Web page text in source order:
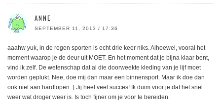
ANNE
SEPTEMBER 11, 2013 / 17:36
aaahw yuk, in de regen sporten is echt drie keer niks. Alhoewel, vooral het
moment waarop je de deur uit MOET. En het moment dat je bijna klaar bent,
vind ik zelf. De wetenschap dat al die doorweekte kleding van je lijf moet
worden geplukt. Nee, doe mij dan maar een binnensport. Maar ik doe dan
ook niet aan hardlopen :) Jij heel veel succes! Ik duim voor je dat het snel
weer wat droger weer is. Is toch fijner om je voor te bereiden.